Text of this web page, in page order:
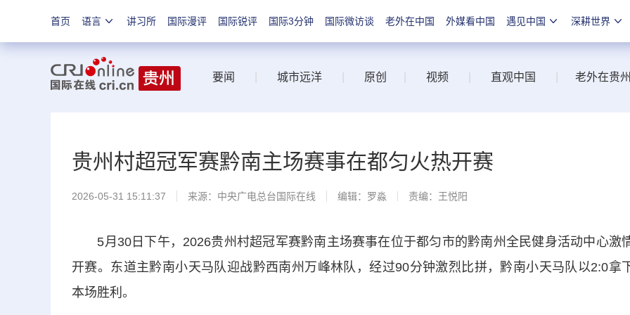
首页 语言 讲习所 国际漫评 国际锐评 国际3分钟 国际微访谈 老外在中国 外媒看中国 遇见中国 深耕世界
要闻 城市远洋 原创 视频 直观中国 老外在贵
贵州村超冠军赛黔南主场赛事在都匀火热开赛
2026-05-31 15:11:37 来源：中央广电总台国际在线 编辑：罗淼 责编：王悦阳
5月30日下午，2026贵州村超冠军赛黔南主场赛事在位于都匀市的黔南州全民健身活动中心激
开赛。东道主黔南小天马队迎战黔西南州万峰林队，经过90分钟激烈比拼，黔南小天马队以2:0拿
本场胜利。